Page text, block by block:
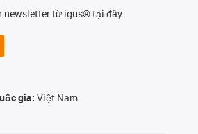
newsletter từ igus® tại đây.
gia:Việt Nam